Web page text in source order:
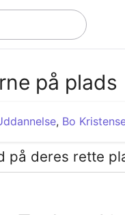
på plads
, Bo
på deres rette